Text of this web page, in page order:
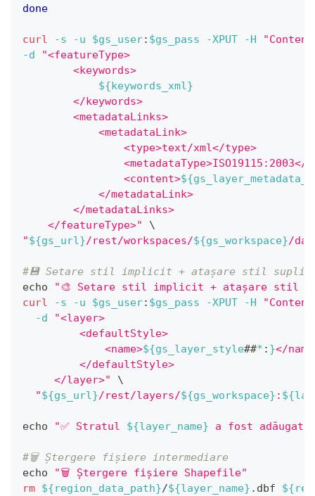
done
curl -s -u $gs_user: $gs_pass -XPUT -H
-d
"<featureType>
        <keywords>
${keywords_xml}
        </keywords>
        <metadataLinks>
            <metadataLink>
                <type>text/xml</type>
<metadataType>ISO19115:2003</
                <content>
            </metadataLink>
        </metadataLinks>
    </featureType>"
\
"${gs_url}/rest/workspaces/${gs_workspace}/
#💾 Setare stil implicit + atașare stil
echo
"🎨 Setare stil implicit + atașare stil
curl
-s -u $gs_user: $gs_pass -XPUT -H
-d
"<layer>
         <defaultStyle>
             <name>
${gs_layer_style##* : }</
         </defaultStyle>
     </layer>"
\
"${gs_url}/rest/layers/${gs_workspace} :
echo "✅ Stratul ${layer_name} a fost adăugat
#🗑️ Ștergere fișiere intermediare
echo
"🗑️ Ștergere fișiere Shapefile"
rm ${region_data_path}/${layer_name} .dbf